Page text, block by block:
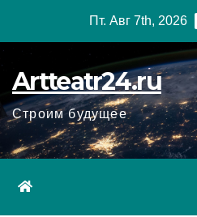
Пт. Авг 7th, 2026
Artteatr24.ru
Строим будущее